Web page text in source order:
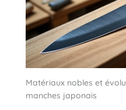
Matériaux nobles et
manches japonais